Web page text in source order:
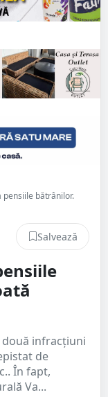
pensiile bătrânilor.
Salvează
două infracțiuni
de
În fapt,
Va...